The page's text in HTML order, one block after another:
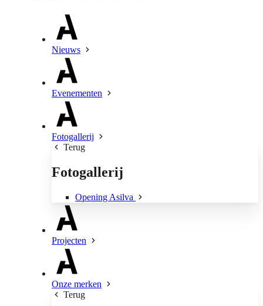
Nieuws
Evenementen
Fotogallerij
Terug
Fotogallerij
Opening Asilva
Projecten
Onze merken
Terug